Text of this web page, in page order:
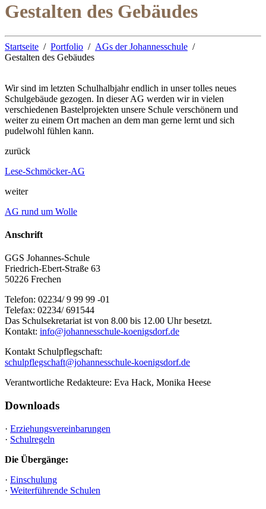
Gestalten des Gebäudes
Startseite Portfolio
AGs der Johannesschule
Gestalten des Gebäudes
Wir sind im letzten Schulhalbjahr endlich in unser tolles neues
Schulgebäude gezogen. In dieser AG werden wir in vielen
verschiedenen Bastelprojekten unsere Schule verschönern und
weiter zu einem Ort machen an dem man gerne lernt und sich
pudelwohl fühlen kann.
zurück
Lese-Schmöcker-AG
weiter
AG rund um Wolle
Anschrift
GGS Johannes-Schule
Friedrich-Ebert-Straße 63
50226 Frechen
Telefon: 02234/ 9 99 99 -01
Telefax: 02234/ 691544
Das Schulsekretariat ist von 8.00 bis 12.00 Uhr besetzt.
Kontakt: info@johannesschule-koenigsdorf.de
Kontakt Schulpflegschaft:
schulpflegschaft@johannesschule-koenigsdorf.de
Verantwortliche Redakteure: Eva Hack, Monika Heese
Downloads
· Erziehungsvereinbarungen
· Schulregeln
Die Übergänge:
· Einschulung
· Weiterführende Schulen